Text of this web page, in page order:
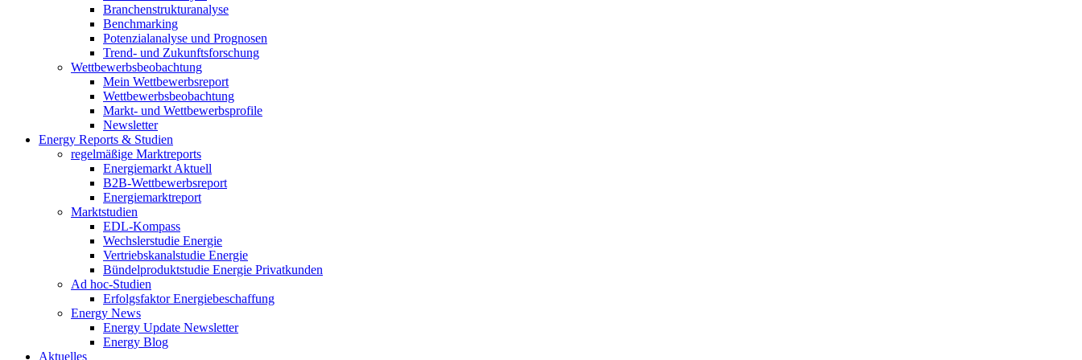
Branchenstrukturanalyse
Benchmarking
Potenzialanalyse und Prognosen
Trend- und Zukunftsforschung
Wettbewerbs­beobachtung
Mein Wettbewerbsreport
Wettbewerbsbeobachtung
Markt- und Wettbewerbsprofile
Newsletter
Energy Reports & Studien
regelmäßige Marktreports
Energiemarkt Aktuell
B2B-Wettbewerbsreport
Energiemarktreport
Marktstudien
EDL-Kompass
Wechslerstudie Energie
Vertriebskanalstudie Energie
Bündelproduktstudie Energie Privatkunden
Ad hoc-Studien
Erfolgsfaktor Energiebeschaffung
Energy News
Energy Update Newsletter
Energy Blog
Aktuelles